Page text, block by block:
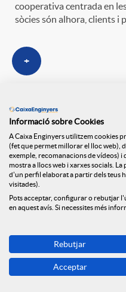
cooperativa centrada en
sòcies són alhora, clients
+
Informació sobre Cookies
A Caixa Enginyers utilitzem cookies
(fet que permet millorar el lloc web),
exemple, recomanacions de vídeos)
mostra a llocs web i xarxes socials.
d'un perfil elaborat a partir dels teus
visitades).
Pots acceptar, configurar o rebutjar
en aquest avís. Si necessites més
Rebutjar
Acceptar